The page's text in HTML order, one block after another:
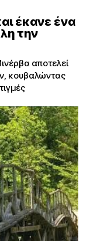
έκανε ένα
την
αποτελεί
κουβαλώντας